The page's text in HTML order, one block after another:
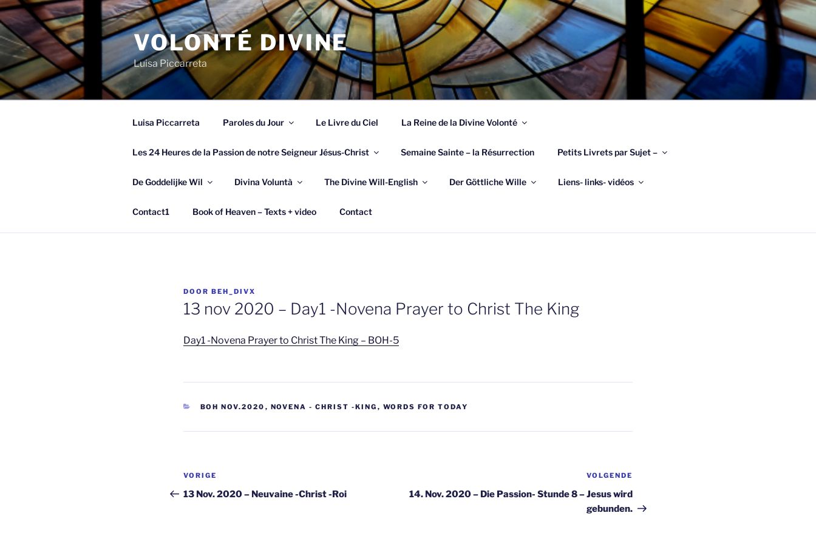
Spring
naar
de
inhoud
VOLONTÉ DIVINE
Luisa Piccarreta
Luisa Piccarreta Paroles du Jour Le Livre du Ciel La Reine de la Divine Volonté
Les 24 Heures de la Passion de notre Seigneur Jésus-Christ Semaine Sainte – la Résurrection Petits Livrets par Sujet –
De Goddelijke Wil Divina Voluntà The Divine Will-English Der Göttliche Wille Liens- links- vidéos
Contact1 Book of Heaven – Texts + video Contact
GEPLAATST
OP
DOOR BEH_DIVX
13 nov 2020 – Day1 -Novena Prayer to Christ The King
Day1 -Novena Prayer to Christ The King – BOH-5
CATEGORIEËN
BOH NOV.2020 , NOVENA - CHRIST -KING , WORDS FOR TODAY
Berichtnavigatie
Vorig
bericht
VORIGE
13 Nov. 2020 – Neuvaine -Christ -Roi
bericht
VOLGENDE
14. Nov. 2020 – Die Passion- Stunde 8 – Jesus wird
gebunden.